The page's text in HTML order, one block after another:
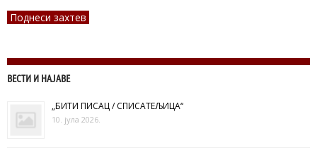
Поднеси захтев
ВЕСТИ И НАЈАВЕ
„БИТИ ПИСАЦ / СПИСАТЕЉИЦА“
10. јула 2026.